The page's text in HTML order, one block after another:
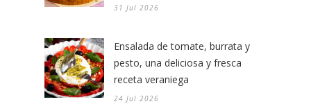
31 Jul 2026
Ensalada de tomate, burrata y
pesto, una deliciosa y fresca
receta veraniega
24 Jul 2026